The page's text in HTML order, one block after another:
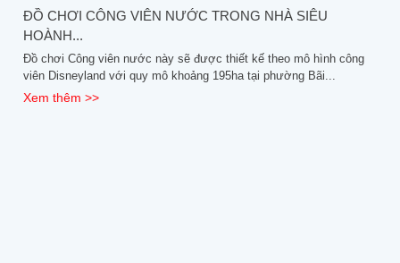
ĐỒ CHƠI CÔNG VIÊN NƯỚC TRONG NHÀ SIÊU
HOÀNH...
Đồ chơi Công viên nước này sẽ được thiết kế theo mô hình công
viên Disneyland với quy mô khoảng 195ha tại phường Bãi...
Xem thêm >>